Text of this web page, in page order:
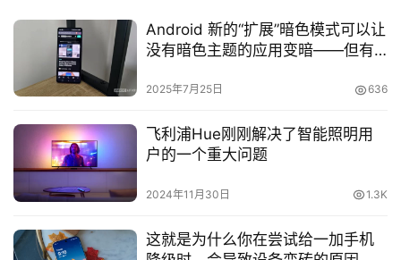
Android 新的“扩展”暗色模式可以让
没有暗色主题的应用变暗——但有
2025年7月25日 636
飞利浦Hue刚刚解决了智能照明用
户的一个重大问题
2024年11月30日 1.3K
这就是为什么你在尝试给一加手机